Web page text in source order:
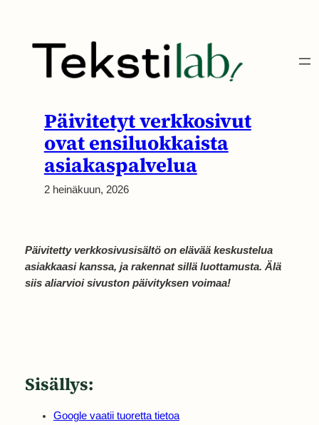
Päivitetyt verkkosivut
ovat ensiluokkaista
asiakaspalvelua
2 heinäkuun, 2026
Päivitetty verkkosivusisältö on elävää keskustelua
asiakkaasi kanssa, ja rakennat sillä luottamusta. Älä
siis aliarvioi sivuston päivityksen voimaa!
Sisällys:
Google vaatii tuoretta tietoa